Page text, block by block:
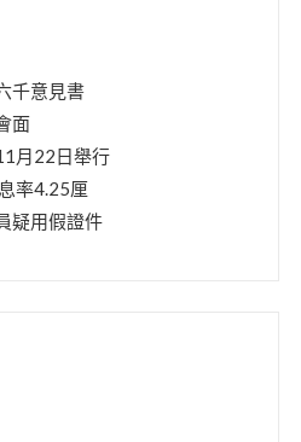
千意見書
面
月22日舉行
率4.25厘
疑用假證件